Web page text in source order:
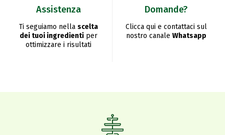
Assistenza
Ti seguiamo nella scelta
dei tuoi ingredienti per
ottimizzare i risultati
Domande?
Clicca qui e contattaci sul
nostro canale Whatsapp